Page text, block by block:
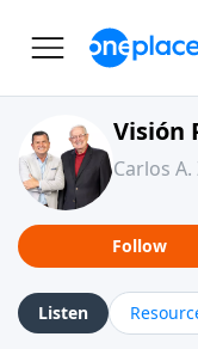
Visión
Carlos
Follow
Listen